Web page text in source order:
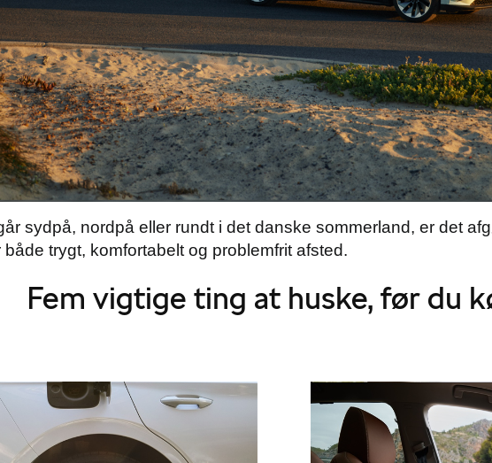
sydpå, nordpå eller rundt i det danske sommerland, er det
trygt, komfortabelt og problemfrit afsted.
Fem vigtige ting at huske, før du